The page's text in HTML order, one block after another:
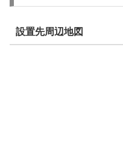
設置先周辺地図